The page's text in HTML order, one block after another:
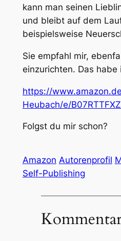
kann man seinen
und bleibt auf dem
beispielsweise
Sie empfahl mir,
einzurichten. Das habe
https://
Heubach/e/
Folgst du mir schon?
Amazon Autorenprofil
Self-Publishing